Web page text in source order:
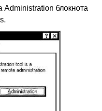
Administration блокнота